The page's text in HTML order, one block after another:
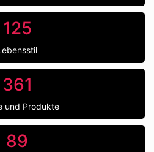
125
361
und Produkte
89